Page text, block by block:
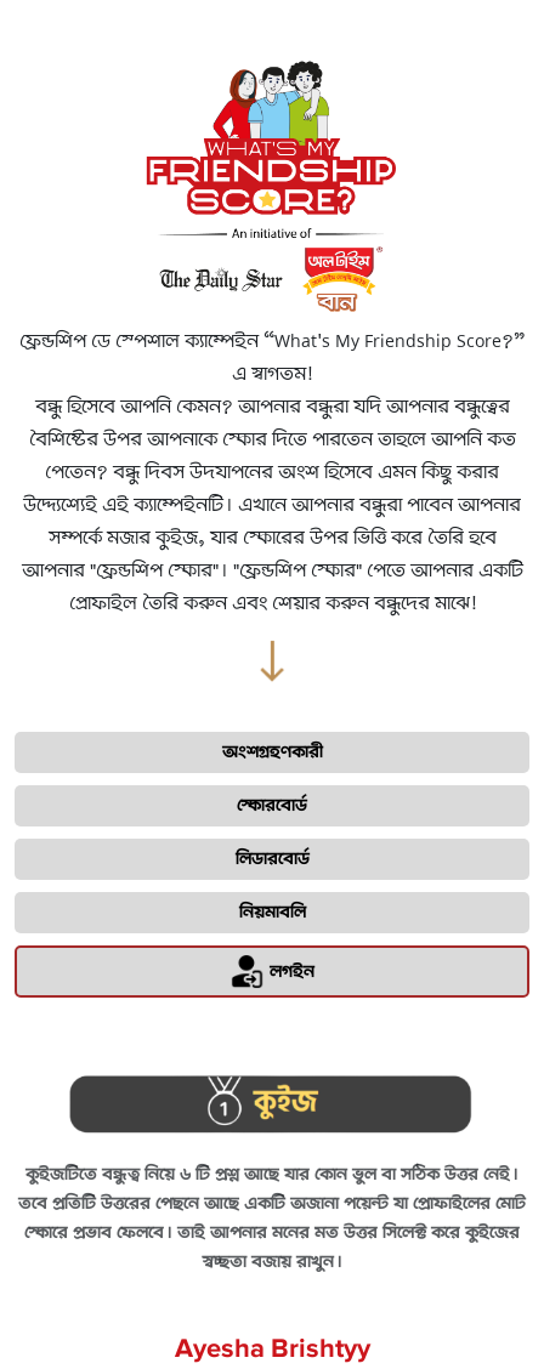
ফ্রেন্ডশিপ ডে স্পেশাল ক্যাম্পেইন “What's My Friendship Score?”
এ স্বাগতম!
বন্ধু হিসেবে আপনি কেমন? আপনার বন্ধুরা যদি আপনার বন্ধুত্বের
বৈশিষ্টের উপর আপনাকে স্কোর দিতে পারতেন তাহলে আপনি কত
পেতেন? বন্ধু দিবস উদযাপনের অংশ হিসেবে এমন কিছু করার
উদ্দ্যেশ্যেই এই ক্যাম্পেইনটি। এখানে আপনার বন্ধুরা পাবেন আপনার
সম্পর্কে মজার কুইজ, যার স্কোরের উপর ভিত্তি করে তৈরি হবে
আপনার "ফ্রেন্ডশিপ স্কোর"। "ফ্রেন্ডশিপ স্কোর" পেতে আপনার একটি
প্রোফাইল তৈরি করুন এবং শেয়ার করুন বন্ধুদের মাঝে!
অংশগ্রহণকারী
স্কোরবোর্ড
লিডারবোর্ড
নিয়মাবলি
লগইন
কুইজটিতে বন্ধুত্ব নিয়ে ৬ টি প্রশ্ন আছে যার কোন ভুল বা সঠিক উত্তর নেই।
তবে প্রতিটি উত্তরের পেছনে আছে একটি অজানা পয়েন্ট যা প্রোফাইলের মোট
স্কোরে প্রভাব ফেলবে। তাই আপনার মনের মত উত্তর সিলেক্ট করে কুইজের
স্বচ্ছতা বজায় রাখুন।
Ayesha Brishtyy